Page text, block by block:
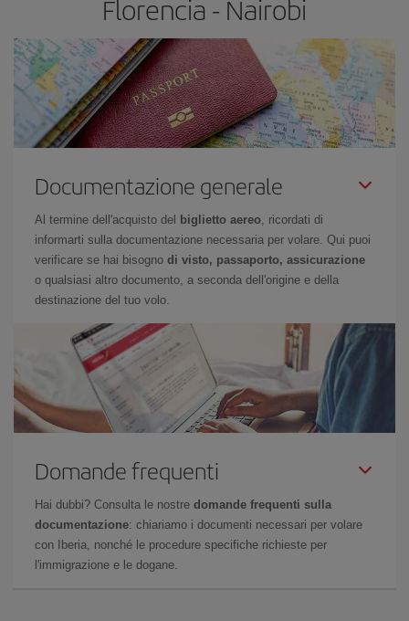
Florencia - Nairobi
Documentazione generale
Al termine dell'acquisto del biglietto aereo, ricordati di
informarti sulla documentazione necessaria per volare. Qui puoi
verificare se hai bisogno di visto, passaporto, assicurazione
o qualsiasi altro documento, a seconda dell'origine e della
destinazione del tuo volo.
Domande frequenti
Hai dubbi? Consulta le nostre domande frequenti sulla
documentazione: chiariamo i documenti necessari per volare
con Iberia, nonché le procedure specifiche richieste per
l'immigrazione e le dogane.